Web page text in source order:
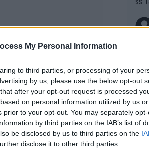
My Personal Information
to third parties, or processing of your
by us, please use the below opt-out
after your opt-out request is processed
on personal information utilized by us
prior to your opt-out. You may separately
by third parties on the IAB’s list of
be disclosed by us to third parties on the
disclose it to other third parties.
sich Healy in die
in Lisieux,
einmal
den Mut verlieren.
as
Auf
V?